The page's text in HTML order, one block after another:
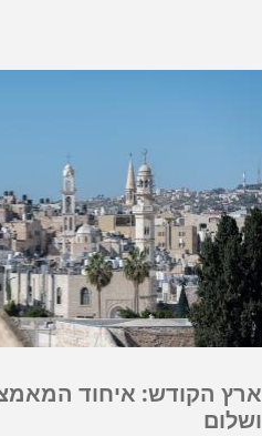
ארץ הקודש: איחוד
ושלום